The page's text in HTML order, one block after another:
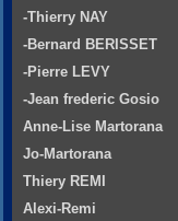
-Thierry NAY
-Bernard BERISSET
-Pierre LEVY
-Jean frederic Gosio
Anne-Lise Martorana
Jo-Martorana
Thiery REMI
Alexi-Remi